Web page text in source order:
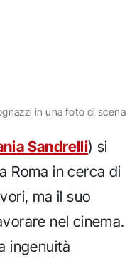
in una foto di scena
Sandrelli) si
Roma in cerca di
ma il suo
nel cinema.
ingenuità